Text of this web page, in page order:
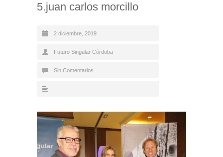
5.juan carlos morcillo
2 diciembre, 2019
Futuro Singular Córdoba
Sin Comentarios